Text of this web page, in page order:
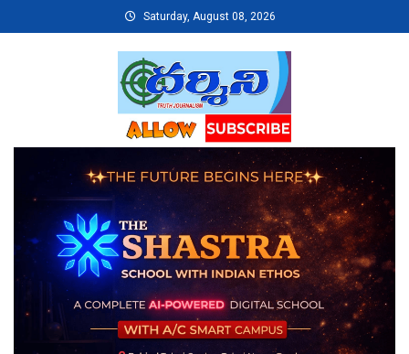
to
Saturday, August 08, 2026